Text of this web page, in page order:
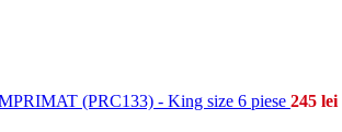
(PRC133) - King size 6 piese 245 lei